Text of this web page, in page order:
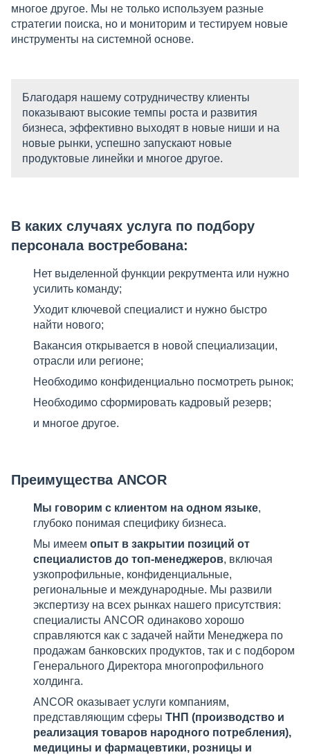
многое другое. Мы не только используем разные
стратегии поиска, но и мониторим и тестируем новые
инструменты на системной основе.
Благодаря нашему сотрудничеству клиенты
показывают высокие темпы роста и развития
бизнеса, эффективно выходят в новые ниши и на
новые рынки, успешно запускают новые
продуктовые линейки и многое другое.
В каких случаях услуга по подбору
персонала востребована:
Нет выделенной функции рекрутмента или нужно
усилить команду;
Уходит ключевой специалист и нужно быстро
найти нового;
Вакансия открывается в новой специализации,
отрасли или регионе;
Необходимо конфиденциально посмотреть рынок;
Необходимо сформировать кадровый резерв;
и многое другое.
Преимущества ANCOR
Мы говорим с клиентом на одном языке,
глубоко понимая специфику бизнеса.
Мы имеем опыт в закрытии позиций от
специалистов до топ-менеджеров, включая
узкопрофильные, конфиденциальные,
региональные и международные. Мы развили
экспертизу на всех рынках нашего присутствия:
специалисты ANCOR одинаково хорошо
справляются как с задачей найти Менеджера по
продажам банковских продуктов, так и с подбором
Генерального Директора многопрофильного
холдинга.
ANCOR оказывает услуги компаниям,
представляющим сферы ТНП (производство и
реализация товаров народного потребления),
медицины и фармацевтики, розницы и